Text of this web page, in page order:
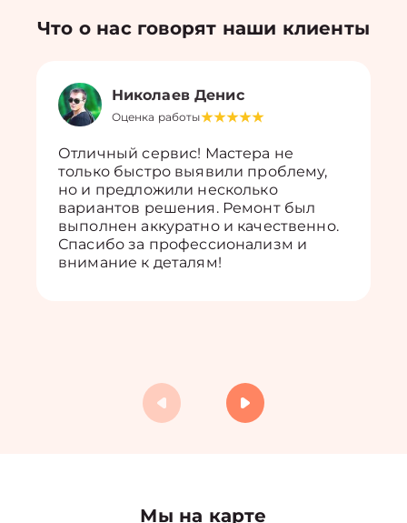
Что о нас говорят наши клиенты
Николаев Денис
Оценка работы
Отличный сервис! Мастера не
только быстро выявили проблему,
но и предложили несколько
вариантов решения. Ремонт был
выполнен аккуратно и качественно.
Спасибо за профессионализм и
внимание к деталям!
Мы на карте